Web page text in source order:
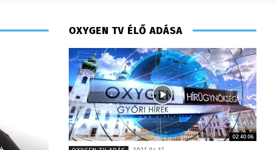
OXYGEN TV ÉLŐ ADÁSA
02:40:06